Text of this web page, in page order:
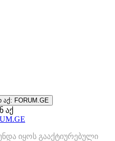
აქ: FORUM.GE
აქ
იყოს გააქტიურებული